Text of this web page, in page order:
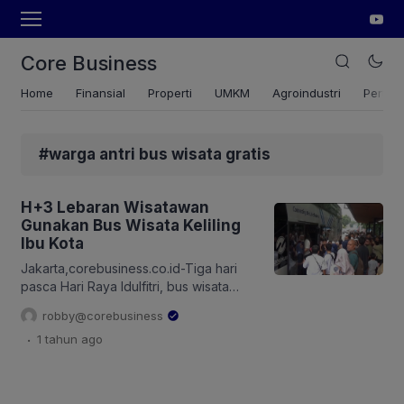
Core Business
Home Finansial Properti UMKM Agroindustri
#warga antri bus wisata gratis
H+3 Lebaran Wisatawan
Gunakan Bus Wisata Keliling
Ibu Kota
Jakarta,corebusiness.co.id-Tiga hari
pasca Hari Raya Idulfitri, bus wisata
keliling ibu kota di kawasan Monas,
Jakarta Pusat masih diminati para
wisatawan. Halte Bus Transjakarta Irti,
robby@corebusiness
. 1 tahun ago